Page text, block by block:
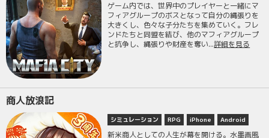
ゲーム内では、世界中のプレイヤーと一緒にマ
フィアグループのボスとなって自分の縄張りを
大きくし、色々な子分たちを集めていく。フレ
ンドたちと同盟を結び、他のマフィアグループ
と抗争し、縄張りや財産を奪い...詳細を見る
商人放浪記
シミュレーション RPG iPhone Android
新米商人としての人生が幕を開ける。水墨画風